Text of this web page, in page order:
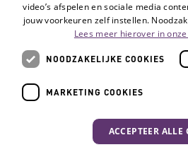
video’s afspelen en sociale media
jouw voorkeuren zelf instellen.
Lees meer hierover in
NOODZAKELIJKE COOKIES
MARKETING COOKIES
ACCEPTEER ALLE